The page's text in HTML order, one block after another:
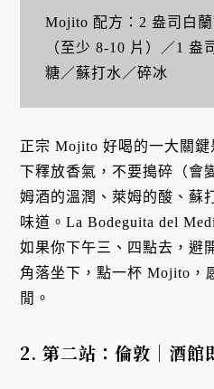
Mojito 配方：2 盎司白
（至少 8-10 片）／1 盎
糖／蘇打水／碎冰
正宗 Mojito 好喝的一大關
下釋放香氣，不要搗碎（會
姆酒的溫潤、萊姆的酸、蘇
味道。La Bodeguita del
如果你下午三、四點去，避
角落坐下，點一杯 Mojito，
閒。
2. 第二站：倫敦｜酒館